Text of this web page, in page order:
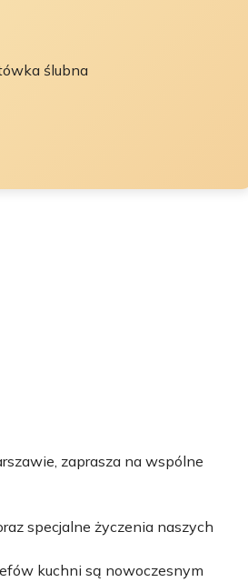
zaprasza na wspólne
specjalne życzenia naszych
kuchni są nowoczesnym